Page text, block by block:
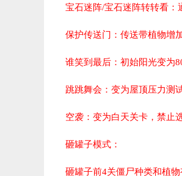
宝石迷阵/宝石迷阵转转看：
保护传送门： 传送带植物增
谁笑到最后： 初始阳光变为
跳跳舞会： 变为屋顶压力测
空袭： 变为白天关卡，禁止
砸罐子模式：
砸罐子前4关僵尸种类和植物